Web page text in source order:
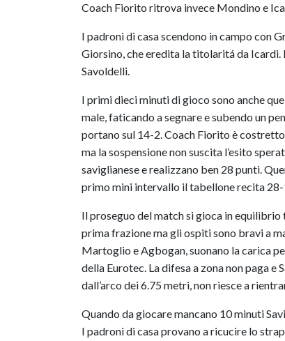
Coach Fiorito ritrova invece Mondino e
I padroni di casa scendono in campo con
Giorsino, che eredita la titolaritá da Icardi.
Savoldelli.
I primi dieci minuti di gioco sono anche
male, faticando a segnare e subendo un
portano sul 14-2. Coach Fiorito è
ma la sospensione non suscita l’esito
saviglianese e realizzano ben 28 punti.
primo mini intervallo il tabellone recita
Il proseguo del match si gioca in
prima frazione ma gli ospiti sono bravi a
Martoglio e Agbogan, suonano la carica
della Eurotec. La difesa a zona non paga e
dall’arco dei 6.75 metri, non riesce a
Quando da giocare mancano 10 minuti
I padroni di casa provano a ricucire lo